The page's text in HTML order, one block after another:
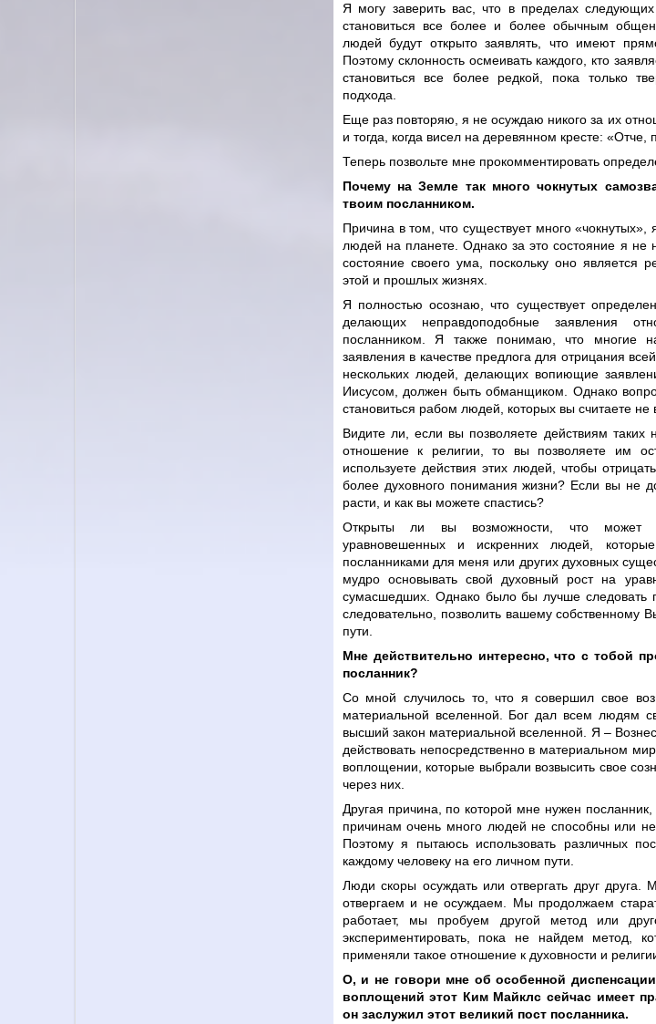
Я могу заверить вас, что в пределах
становиться все более и более обычным
людей будут открыто заявлять, что имеют
Поэтому склонность осмеивать каждого, кто
становиться все более редкой, пока только
подхода.
Еще раз повторяю, я не осуждаю никого за их
и тогда, когда висел на деревянном кресте:
Теперь позвольте мне прокомментировать
Почему на Земле так много чокнутых
твоим посланником.
Причина в том, что существует много
людей на планете. Однако за это состояние я не
состояние своего ума, поскольку оно является
этой и прошлых жизнях.
Я полностью осознаю, что существует
делающих неправдоподобные заявления
посланником. Я также понимаю, что многие
заявления в качестве предлога для отрицания
нескольких людей, делающих вопиющие
Иисусом, должен быть обманщиком. Однако
становиться рабом людей, которых вы считаете не
Видите ли, если вы позволяете действиям
отношение к религии, то вы позволяете им
используете действия этих людей, чтобы
более духовного понимания жизни? Если вы не
расти, и как вы можете спастись?
Открыты ли вы возможности, что может
уравновешенных и искренних людей,
посланниками для меня или других духовных
мудро основывать свой духовный рост на
сумасшедших. Однако было бы лучше следовать
следовательно, позволить вашему
пути.
Мне действительно интересно, что с тобой
посланник?
Со мной случилось то, что я совершил свое
материальной вселенной. Бог дал всем людям
высший закон материальной вселенной. Я –
действовать непосредственно в материальном
воплощении, которые выбрали возвысить свое
через них.
Другая причина, по которой мне нужен
причинам очень много людей не способны или
Поэтому я пытаюсь использовать различных
каждому человеку на его личном пути.
Люди скоры осуждать или отвергать друг
отвергаем и не осуждаем. Мы продолжаем
работает, мы пробуем другой метод или
экспериментировать, пока не найдем метод,
применяли такое отношение к духовности и
О, и не говори мне об особенной
воплощений этот Ким Майклс сейчас имеет
он заслужил этот великий пост посланника.